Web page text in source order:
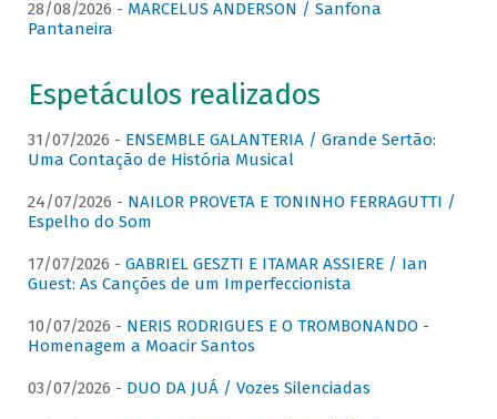
28/08/2026 - MARCELUS ANDERSON / Sanfona
Pantaneira
Espetáculos realizados
31/07/2026 - ENSEMBLE GALANTERIA / Grande Sertão:
Uma Contação de História Musical
24/07/2026 - NAILOR PROVETA E TONINHO FERRAGUTTI /
Espelho do Som
17/07/2026 - GABRIEL GESZTI E ITAMAR ASSIERE / Ian
Guest: As Canções de um Imperfeccionista
10/07/2026 - NERIS RODRIGUES E O TROMBONANDO -
Homenagem a Moacir Santos
03/07/2026 - DUO DA JUÁ / Vozes Silenciadas